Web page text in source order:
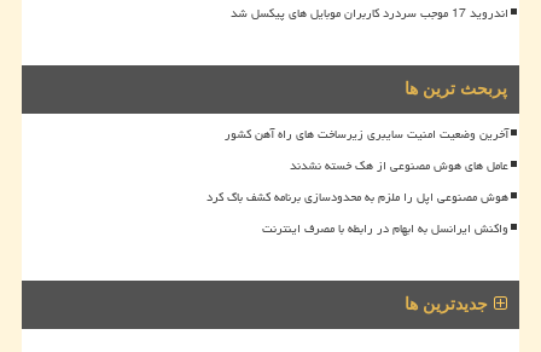
اندروید 17 موجب سردرد کاربران موبایل های پیکسل شد
پربحث ترین ها
آخرین وضعیت امنیت سایبری زیرساخت های راه آهن کشور
عامل های هوش مصنوعی از هک خسته نشدند
هوش مصنوعی اپل را ملزم به محدودسازی برنامه کشف باگ کرد
واکنش ایرانسل به ابهام در رابطه با مصرف اینترنت
جدیدترین ها